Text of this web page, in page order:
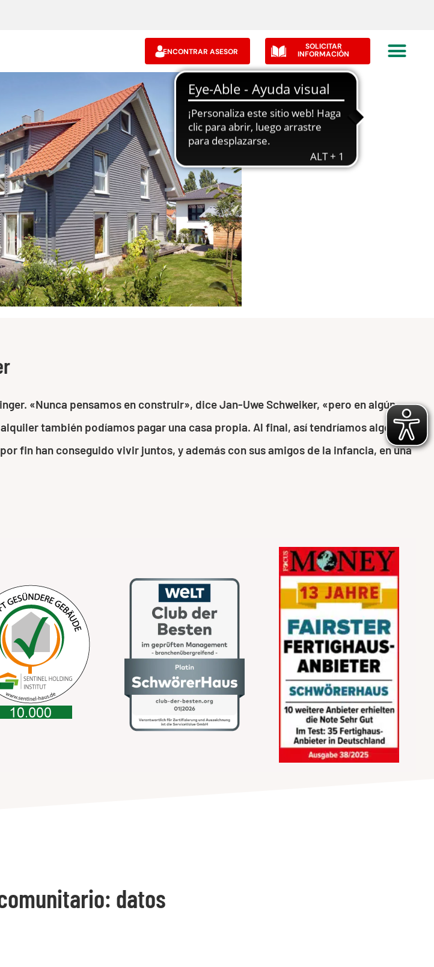
ENCONTRAR ASESOR
SOLICITAR
INFORMACIÓN
«Nunca pensamos en construir», dice Jan-Uwe Schweiker, «pero en algún
también podíamos pagar una casa propia. Al final, así tendríamos algo que
fin han conseguido vivir juntos, y además con sus amigos de la infancia, en una
datos